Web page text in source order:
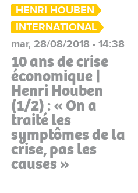
HENRI HOUBEN
INTERNATIONAL
mar, 28/08/2018 - 14:38
10 ans de crise
économique |
Henri Houben
(1/2) : « On a
traité les
symptômes de la
crise, pas les
causes »